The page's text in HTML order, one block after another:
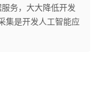
务，大大降低开发
集是开发人工智能应